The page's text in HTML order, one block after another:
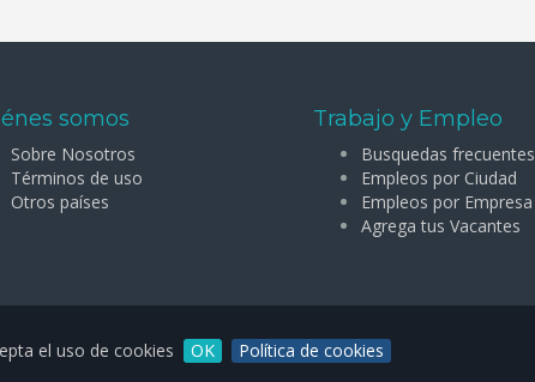
somos
Sobre Nosotros
Términos de uso
Otros países
Trabajo y Empleo
Busquedas frecuentes
Empleos por Ciudad
Empleos por Empresa
Agrega tus Vacantes
el uso de cookies OK Política de cookies